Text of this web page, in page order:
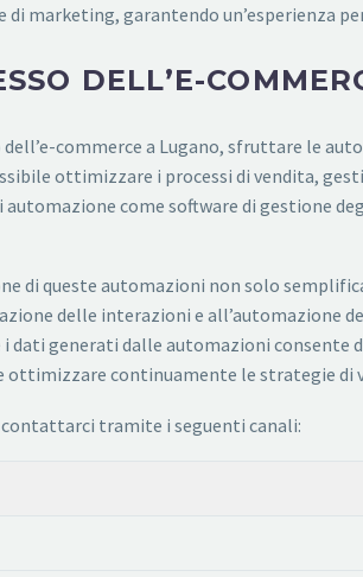
di marketing, garantendo un’esperienza
DELL’E-
commerce a Lugano, sfruttare le
ottimizzare i processi di vendita,
come software di gestione
di queste automazioni non solo
delle interazioni e all’automazione
i dati generati dalle automazioni
ottimizzare continuamente le strategie di
contattarci tramite i seguenti canali: